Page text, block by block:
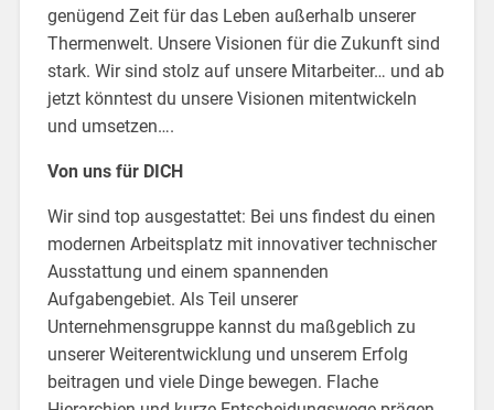
genügend Zeit für das Leben außerhalb unserer
Thermenwelt. Unsere Visionen für die Zukunft sind
stark. Wir sind stolz auf unsere Mitarbeiter… und ab
jetzt könntest du unsere Visionen mitentwickeln
und umsetzen….
Von uns für DICH
Wir sind top ausgestattet: Bei uns findest du einen
modernen Arbeitsplatz mit innovativer technischer
Ausstattung und einem spannenden
Aufgabengebiet. Als Teil unserer
Unternehmensgruppe kannst du maßgeblich zu
unserer Weiterentwicklung und unserem Erfolg
beitragen und viele Dinge bewegen. Flache